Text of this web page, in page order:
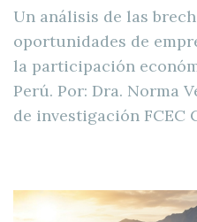
Un análisis de las
oportunidades de
la participación
Perú. Por: Dra. Norma
de investigación FCEC